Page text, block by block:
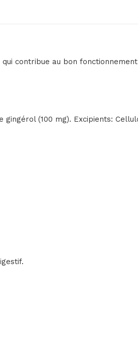
contribue au bon
gingérol (100 mg). Excipients: